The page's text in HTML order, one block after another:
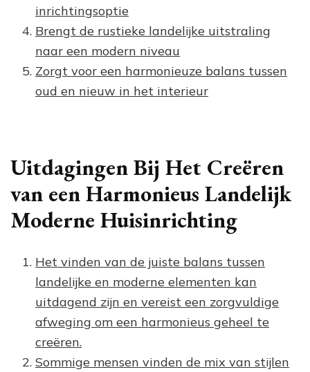
inrichtingsoptie
Brengt de rustieke landelijke uitstraling
naar een modern niveau
Zorgt voor een harmonieuze balans tussen
oud en nieuw in het interieur
Uitdagingen Bij Het Creëren
van een Harmonieus Landelijk
Moderne Huisinrichting
Het vinden van de juiste balans tussen
landelijke en moderne elementen kan
uitdagend zijn en vereist een zorgvuldige
afweging om een harmonieus geheel te
creëren.
Sommige mensen vinden de mix van stijlen